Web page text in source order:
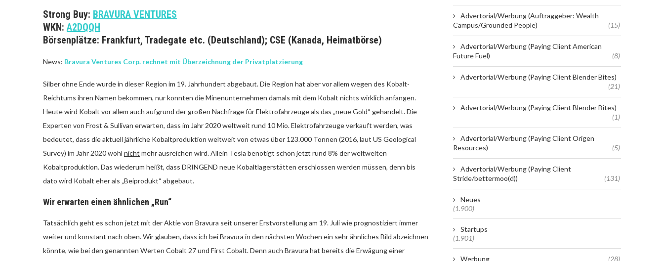
Strong Buy: BRAVURA VENTURES
WKN: A2DQQH
Börsenplätze: Frankfurt, Tradegate etc. (Deutschland); CSE (Kanada, Heimatbörse)
News: Bravura Ventures Corp. rechnet mit Überzeichnung der Privatplatzierung
Silber ohne Ende wurde in dieser Region im 19. Jahrhundert abgebaut. Die Region hat aber vor allem wegen des Kobalt-
Reichtums ihren Namen bekommen, nur konnten die Minenunternehmen damals mit dem Kobalt nichts wirklich anfangen.
Heute wird Kobalt vor allem auch aufgrund der großen Nachfrage für Elektrofahrzeuge als das „neue Gold“ gehandelt. Die
Experten von Frost & Sullivan erwarten, dass im Jahr 2020 weltweit rund 10 Mio. Elektrofahrzeuge verkauft werden, was
bedeutet, dass die aktuell jährliche Kobaltproduktion weltweit von etwas über 123.000 Tonnen (2016, laut US Geological
Survey) im Jahr 2020 wohl nicht mehr ausreichen wird. Allein Tesla benötigt schon jetzt rund 8% der weltweiten
Kobaltproduktion. Das wiederum heißt, dass DRINGEND neue Kobaltlagerstätten erschlossen werden müssen, denn bis
dato wird Kobalt eher als „Beiprodukt“ abgebaut.
Wir erwarten einen ähnlichen „Run“
Tatsächlich geht es schon jetzt mit der Aktie von Bravura seit unserer Erstvorstellung am 19. Juli wie prognostiziert immer
weiter und konstant nach oben. Wir glauben, dass ich bei Bravura in den nächsten Wochen ein sehr ähnliches Bild abzeichnen
könnte, wie bei den genannten Werten Cobalt 27 und First Cobalt. Denn auch Bravura hat bereits die Erwägung einer
Advertorial/Werbung (Auftraggeber: Wealth
Campus/Grounded People)
(15)
Advertorial/Werbung (Paying Client American
Future Fuel)
(8)
Advertorial/Werbung (Paying Client Blender Bites)
(21)
Advertorial/Werbung (Paying Client Blender Bites)
(1)
Advertorial/Werbung (Paying Client Origen
Resources)
(5)
Advertorial/Werbung (Paying Client
Stride/bettermoo(d))
(131)
Neues
(1.900)
Startups
(1.901)
Werbung (28)